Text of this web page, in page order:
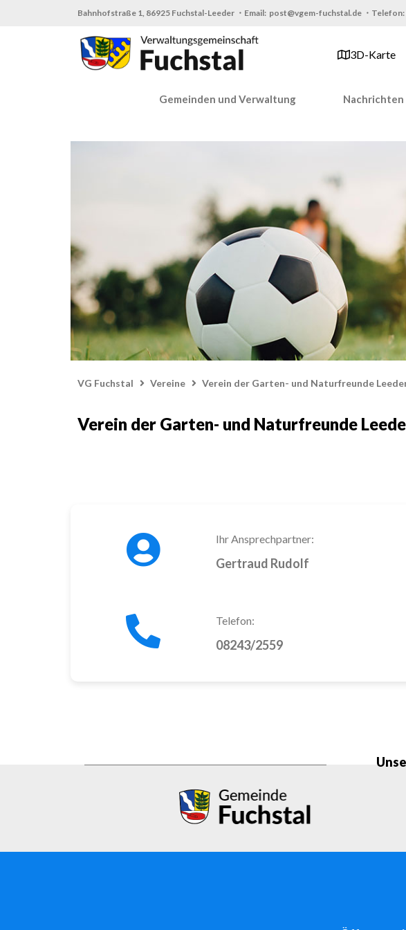
Bahnhofstraße 1, 86925 Fuchstal-Leeder ・Email: post@vgem-fuchstal.de ・Telefon:
3D-Karte
Gemeinden und Verwaltung Nachrichten
VG Fuchstal Vereine Verein der Garten- und Naturfreunde
Verein der Garten- und Naturfreunde
Ihr Ansprechpartner:
Gertraud Rudolf
Telefon:
08243/2559